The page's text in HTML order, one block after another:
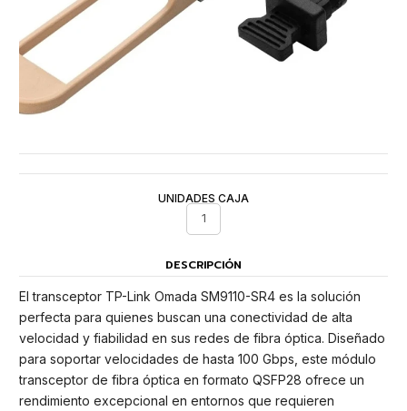
UNIDADES CAJA
1
DESCRIPCIÓN
El transceptor TP-Link Omada SM9110-SR4 es la solución
perfecta para quienes buscan una conectividad de alta
velocidad y fiabilidad en sus redes de fibra óptica. Diseñado
para soportar velocidades de hasta 100 Gbps, este módulo
transceptor de fibra óptica en formato QSFP28 ofrece un
rendimiento excepcional en entornos que requieren